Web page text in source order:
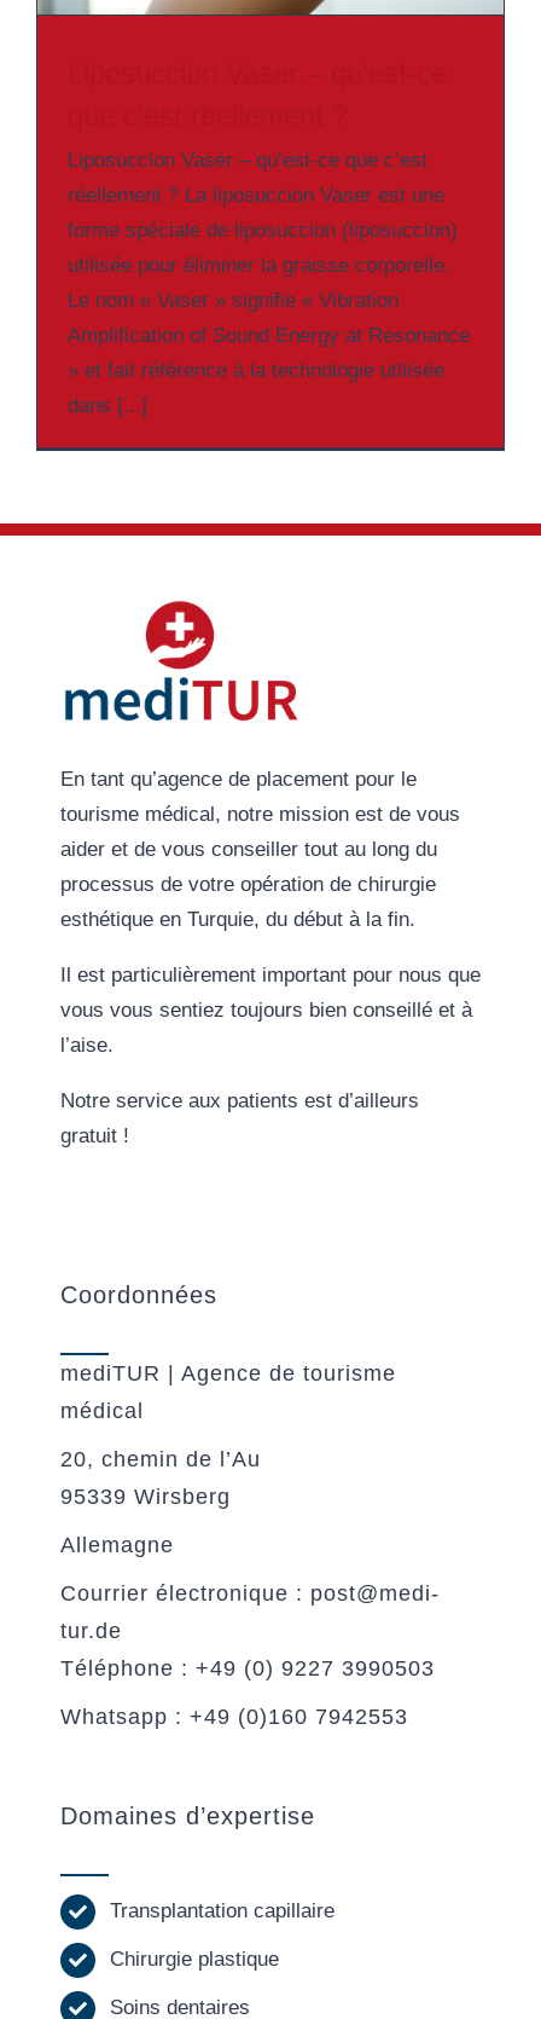
Liposuccion Vaser – qu’est-ce que c’est
réellement ? La liposuccion Vaser est une
forme spéciale de liposuccion (liposuccion)
utilisée pour éliminer la graisse corporelle.
Le nom « Vaser » signifie « Vibration
Amplification of Sound Energy at Resonance
» et fait référence à la technologie utilisée
dans [...]
En tant qu’agence de placement pour le
tourisme médical, notre mission est de vous
aider et de vous conseiller tout au long du
processus de votre opération de chirurgie
esthétique en Turquie, du début à la fin.
Il est particulièrement important pour nous que
vous vous sentiez toujours bien conseillé et à
l’aise.
Notre service aux patients est d’ailleurs
gratuit !
Coordonnées
mediTUR | Agence de tourisme
médical
20, chemin de l’Au
95339 Wirsberg
Allemagne
Courrier électronique : post@medi-
tur.de
Téléphone : +49 (0) 9227 3990503
Whatsapp : +49 (0)160 7942553
Domaines d’expertise
Transplantation capillaire
Chirurgie plastique
Soins dentaires